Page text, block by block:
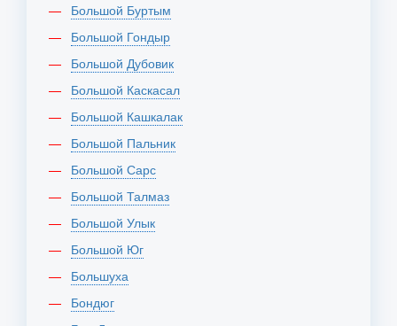
Большой Буртым
Большой Гондыр
Большой Дубовик
Большой Каскасал
Большой Кашкалак
Большой Пальник
Большой Сарс
Большой Талмаз
Большой Улык
Большой Юг
Большуха
Бондюг